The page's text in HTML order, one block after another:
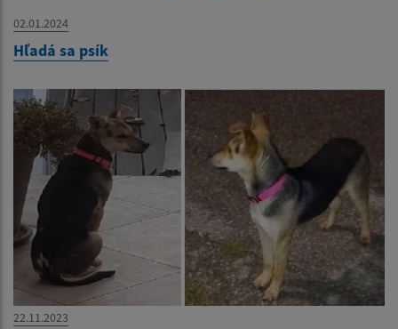
02.01.2024
Hľadá sa psík
22.11.2023